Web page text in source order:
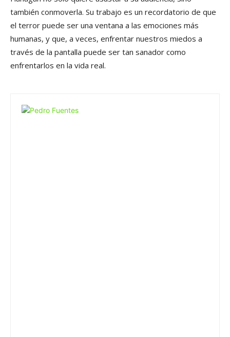
también conmoverla. Su trabajo es un recordatorio de que
el terror puede ser una ventana a las emociones más
humanas, y que, a veces, enfrentar nuestros miedos a
través de la pantalla puede ser tan sanador como
enfrentarlos en la vida real.